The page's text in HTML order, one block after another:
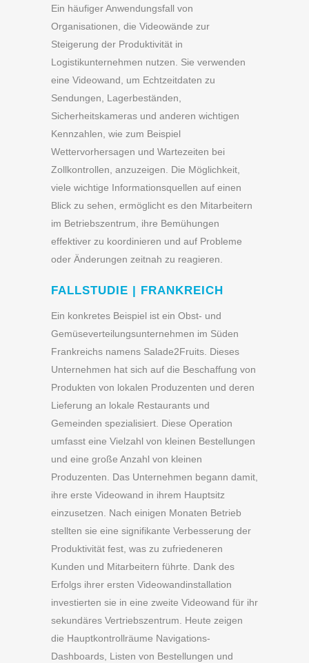
Ein häufiger Anwendungsfall von
Organisationen, die Videowände zur
Steigerung der Produktivität in
Logistikunternehmen nutzen. Sie verwenden
eine Videowand, um Echtzeitdaten zu
Sendungen, Lagerbeständen,
Sicherheitskameras und anderen wichtigen
Kennzahlen, wie zum Beispiel
Wettervorhersagen und Wartezeiten bei
Zollkontrollen, anzuzeigen. Die Möglichkeit,
viele wichtige Informationsquellen auf einen
Blick zu sehen, ermöglicht es den Mitarbeitern
im Betriebszentrum, ihre Bemühungen
effektiver zu koordinieren und auf Probleme
oder Änderungen zeitnah zu reagieren.
FALLSTUDIE | FRANKREICH
Ein konkretes Beispiel ist ein Obst- und
Gemüseverteilungsunternehmen im Süden
Frankreichs namens Salade2Fruits. Dieses
Unternehmen hat sich auf die Beschaffung von
Produkten von lokalen Produzenten und deren
Lieferung an lokale Restaurants und
Gemeinden spezialisiert. Diese Operation
umfasst eine Vielzahl von kleinen Bestellungen
und eine große Anzahl von kleinen
Produzenten. Das Unternehmen begann damit,
ihre erste Videowand in ihrem Hauptsitz
einzusetzen. Nach einigen Monaten Betrieb
stellten sie eine signifikante Verbesserung der
Produktivität fest, was zu zufriedeneren
Kunden und Mitarbeitern führte. Dank des
Erfolgs ihrer ersten Videowandinstallation
investierten sie in eine zweite Videowand für ihr
sekundäres Vertriebszentrum. Heute zeigen
die Hauptkontrollräume Navigations-
Dashboards, Listen von Bestellungen und